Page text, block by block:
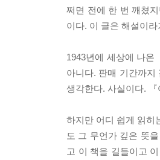
쩌면 전에 한 번 깨쳤
이다. 이 글은 해설이
1943년에 세상에 나
아니다. 판매 기간까지
생각한다. 사실이다.
하지만 어디 쉽게 읽히
도 그 무언가 깊은 뜻
고 이 책을 길들이고